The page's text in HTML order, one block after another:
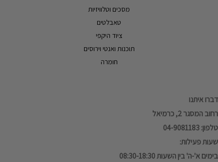
מסכים וטלוויזיות
טאבלטים
ציוד היקפי
תוכנות ואנטי וירוסים
חומרה
דברו איתנו
רחוב המסגר 2, כרמיאל
טלפון: 04-9081183
שעות פעילות:
בימים א'-ה' בין השעות 08:30-18:30